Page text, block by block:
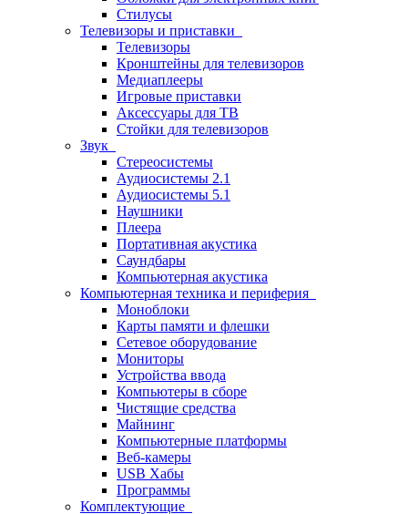
Стилусы
Телевизоры и приставки
Телевизоры
Кронштейны для телевизоров
Медиаплееры
Игровые приставки
Аксессуары для ТВ
Стойки для телевизоров
Звук
Стереосистемы
Аудиосистемы 2.1
Аудиосистемы 5.1
Наушники
Плеера
Портативная акустика
Саундбары
Компьютерная акустика
Компьютерная техника и периферия
Моноблоки
Карты памяти и флешки
Сетевое оборудование
Мониторы
Устройства ввода
Компьютеры в сборе
Чистящие средства
Майнинг
Компьютерные платформы
Веб-камеры
USB Хабы
Программы
Комплектующие